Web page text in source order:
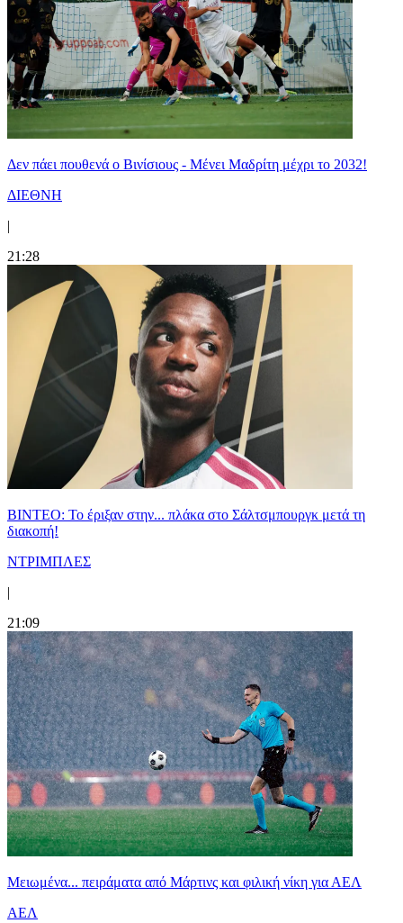
Δεν πάει πουθενά ο Βινίσιους - Μένει Μαδρίτη μέχρι το 2032!
ΔΙΕΘΝΗ
|
21:28
ΒΙΝΤΕΟ: Το έριξαν στην... πλάκα στο Σάλτσμπουργκ μετά τη
διακοπή!
ΝΤΡΙΜΠΛΕΣ
|
21:09
Μειωμένα... πειράματα από Μάρτινς και φιλική νίκη για ΑΕΛ
ΑΕΛ